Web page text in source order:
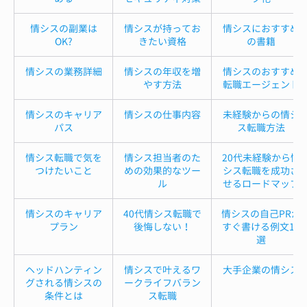
情シスの副業は
OK?
情シスが持ってお
きたい資格
情シスにおすすめ
の書籍
情シスの業務詳細
情シスの年収を増
やす方法
情シスのおすすめ
転職エージェント
情シスのキャリア
パス
情シスの仕事内容
未経験からの情シ
ス転職方法
情シス転職で気を
つけたいこと
情シス担当者のた
めの効果的なツー
ル
20代未経験から情
シス転職を成功さ
せるロードマップ
情シスのキャリア
プラン
40代情シス転職で
後悔しない！
情シスの自己PRが
すぐ書ける例文12
選
ヘッドハンティン
グされる情シスの
条件とは
情シスで叶えるワ
ークライフバラン
ス転職
大手企業の情シス